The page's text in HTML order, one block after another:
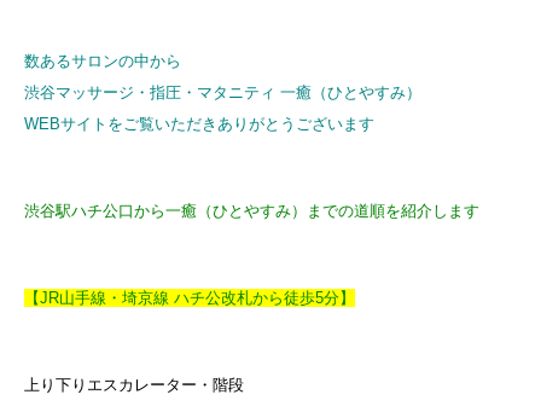
数あるサロンの中から
渋谷マッサージ・指圧・マタニティ 一癒（ひとやすみ）
WEBサイトをご覧いただきありがとうございます
渋谷駅ハチ公口から一癒（ひとやすみ）までの道順を紹介します
【JR山手線・埼京線 ハチ公改札から徒歩5分】
上り下りエスカレーター・階段